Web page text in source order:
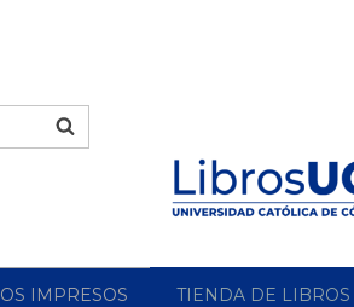
IMPRESOS TIENDA DE LIBROS